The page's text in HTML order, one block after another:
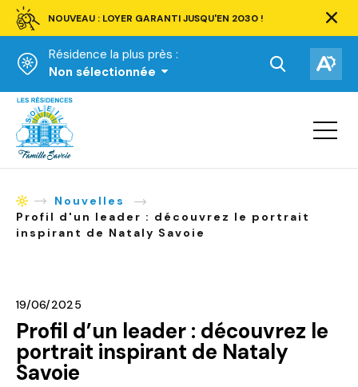
NOUVEAU : LOYER GARANTI JUSQU'EN 2030 !
barre
Résidence la plus près :
Non sélectionnée
Ouvrir
la
recherche.
la
Accueil
Ouvrir
la
AccueilNouvelles
Profil d'un leader : découvrez le portrait
inspirant de Nataly Savoie
19/06/2025
Profil d’un leader : découvrez le
portrait inspirant de Nataly
Savoie